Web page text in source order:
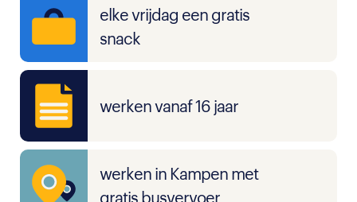
elke vrijdag een gratis
snack
werken vanaf 16 jaar
werken in Kampen met
gratis busvervoer